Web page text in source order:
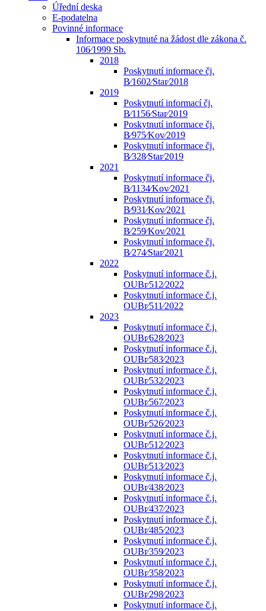
Úřední deska
E-podatelna
Povinné informace
Informace poskytnuté na žádost dle zákona č.
106⁄1999 Sb.
2018
Poskytnutí informace čj.
B⁄1602⁄Star⁄2018
2019
Poskytnutí informací čj.
B⁄1156⁄Star⁄2019
Poskytnutí informace čj.
B⁄975⁄Kov⁄2019
Poskytnutí informace čj.
B⁄328⁄Star⁄2019
2021
Poskytnutí informace čj.
B⁄1134⁄Kov⁄2021
Poskytnutí informace čj.
B⁄931⁄Kov⁄2021
Poskytnutí informace čj.
B⁄259⁄Kov⁄2021
Poskytnutí informace čj.
B⁄274⁄Star⁄2021
2022
Poskytnutí informace č.j.
OUBr⁄512⁄2022
Poskytnutí informace č.j.
OUBr⁄511⁄2022
2023
Poskytnutí informace č.j.
OUBr⁄628⁄2023
Poskytnutí informace č.j.
OUBr⁄583⁄2023
Poskytnutí informace č.j.
OUBr⁄532⁄2023
Poskytnutí informace č.j.
OUBr⁄567⁄2023
Poskytnutí informace č.j.
OUBr⁄526⁄2023
Poskytnutí informace č.j.
OUBr⁄512⁄2023
Poskytnutí informace č.j.
OUBr⁄513⁄2023
Poskytnutí informace č.j.
OUBr⁄438⁄2023
Poskytnutí informace č.j.
OUBr⁄437⁄2023
Poskytnutí informace č.j.
OUBr⁄485⁄2023
Poskytnutí informace č.j.
OUBr⁄359⁄2023
Poskytnutí informace č.j.
OUBr⁄358⁄2023
Poskytnutí informace č.j.
OUBr⁄298⁄2023
Poskytnutí informace č.j.